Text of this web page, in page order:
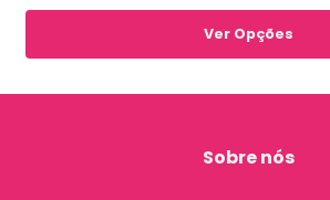
Ver Opções
Sobre nós